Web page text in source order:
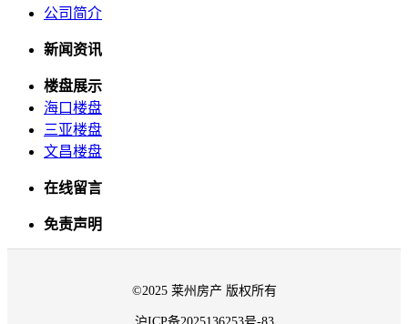
公司简介
新闻资讯
楼盘展示
海口楼盘
三亚楼盘
文昌楼盘
在线留言
免责声明
©2025 莱州房产 版权所有